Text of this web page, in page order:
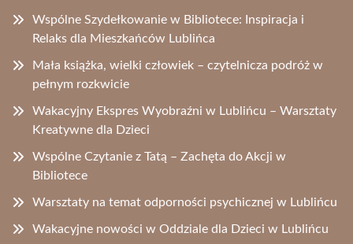
Wspólne Szydełkowanie w Bibliotece: Inspiracja i
Relaks dla Mieszkańców Lublińca
Mała książka, wielki człowiek – czytelnicza podróż w
pełnym rozkwicie
Wakacyjny Ekspres Wyobraźni w Lublińcu – Warsztaty
Kreatywne dla Dzieci
Wspólne Czytanie z Tatą – Zachęta do Akcji w
Bibliotece
Warsztaty na temat odporności psychicznej w Lublińcu
Wakacyjne nowości w Oddziale dla Dzieci w Lublińcu